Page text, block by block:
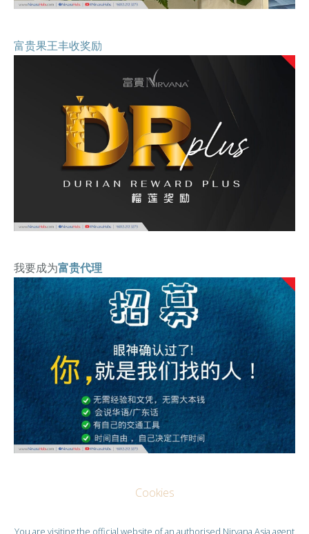
富贵果王丰收奖励
我要成为富贵代理
Cookies
You are visiting the official website of an authorised Nirvana Asia agent